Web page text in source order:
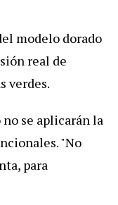
modelo dorado
real de
verdes.
se aplicarán la
"No
para